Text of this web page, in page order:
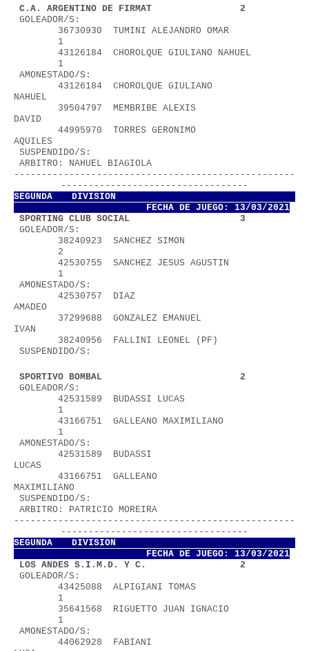
C.A. ARGENTINO DE FIRMAT                2
GOLEADOR/S:
36730930  TUMINI ALEJANDRO OMAR
1
43126184  CHOROLQUE GIULIANO NAHUEL
1
AMONESTADO/S:
43126184  CHOROLQUE GIULIANO
NAHUEL
39504797  MEMBRIBE ALEXIS
DAVID
44995970  TORRES GERONIMO
AQUILES
SUSPENDIDO/S:
ARBITRO: NAHUEL BIAGIOLA
---------------------------------------------------
----------------------------------
SEGUNDA DIVISION
FECHA DE JUEGO: 13/03/2021
SPORTING CLUB SOCIAL                    3
GOLEADOR/S:
38240923  SANCHEZ SIMON
2
42530755  SANCHEZ JESUS AGUSTIN
1
AMONESTADO/S:
42530757  DIAZ
AMADEO
37299688  GONZALEZ EMANUEL
IVAN
38240956  FALLINI LEONEL (PF)
SUSPENDIDO/S:
SPORTIVO BOMBAL                         2
GOLEADOR/S:
42531589  BUDASSI LUCAS
1
43166751  GALLEANO MAXIMILIANO
1
AMONESTADO/S:
42531589  BUDASSI
LUCAS
43166751  GALLEANO
MAXIMILIANO
SUSPENDIDO/S:
ARBITRO: PATRICIO MOREIRA
---------------------------------------------------
----------------------------------
SEGUNDA DIVISION
FECHA DE JUEGO: 13/03/2021
LOS ANDES S.I.M.D. Y C.                 2
GOLEADOR/S:
43425088  ALPIGIANI TOMAS
1
35641568  RIGUETTO JUAN IGNACIO
1
AMONESTADO/S:
44062928  FABIANI